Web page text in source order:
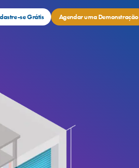
se Grátis Agendar uma Demonstração